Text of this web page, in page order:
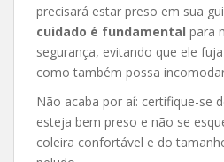
precisará estar preso em sua
cuidado é fundamental para
segurança, evitando que ele
como também possa
Não acaba por aí: certifique-se
esteja bem preso e não se
coleira confortável e do